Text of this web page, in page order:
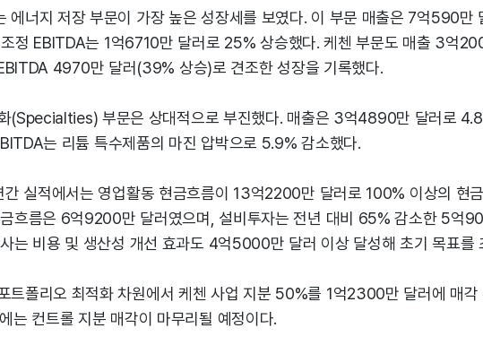
에너지 저장 부문이 가장 높은 성장세를 보였다. 이 부문 매출은 7억590만
정 EBITDA는 1억6710만 달러로 25% 상승했다. 케첸 부문도 매출 3억
4970만 달러(39% 상승)로 견조한 성장을 기록했다.
(Specialties) 부문은 상대적으로 부진했다. 매출은 3억4890만 달러로
는 리튬 특수제품의 마진 압박으로 5.9% 감소했다.
실적에서는 영업활동 현금흐름이 13억2200만 달러로 100% 이상의 현
흐름은 6억9200만 달러였으며, 설비투자는 전년 대비 65% 감소한 5억
는 비용 및 생산성 개선 효과도 4억5000만 달러 이상 달성해 초기 목표를
트폴리오 최적화 차원에서 케첸 사업 지분 50%를 1억2300만 달러에 매
는 컨트롤 지분 매각이 마무리될 예정이다.